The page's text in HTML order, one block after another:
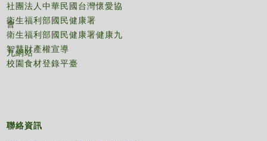
社團法人中華民國台灣懷愛協
會
衛生福利部國民健康署
衛生福利部國民健康署健康九
九網站
智慧財產權宣導
校園食材登錄平臺
聯絡資訊